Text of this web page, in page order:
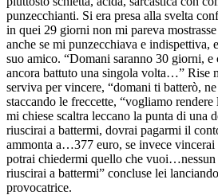
punzecchianti. Si era presa alla svelta
in quei 29 giorni non mi pareva
anche se mi punzecchiava e indispettiva,
suo amico. “Domani saranno 30 giorni,
ancora battuto una singola volta…” Rise
serviva per vincere, “domani ti batterò,
staccando le freccette, “vogliamo rendere
mi chiese scaltra leccano la punta di una
riuscirai a battermi, dovrai pagarmi il
ammonta a…377 euro, se invece vincerai
potrai chiedermi quello che vuoi…nessun
riuscirai a battermi” concluse lei
provocatrice.